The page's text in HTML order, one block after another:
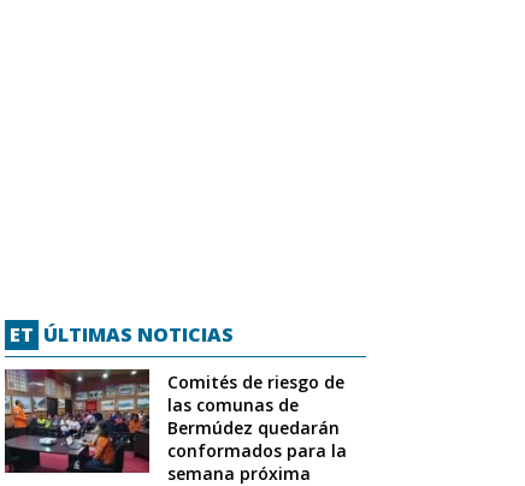
ET ÚLTIMAS NOTICIAS
Comités de riesgo de
las comunas de
Bermúdez quedarán
conformados para la
semana próxima